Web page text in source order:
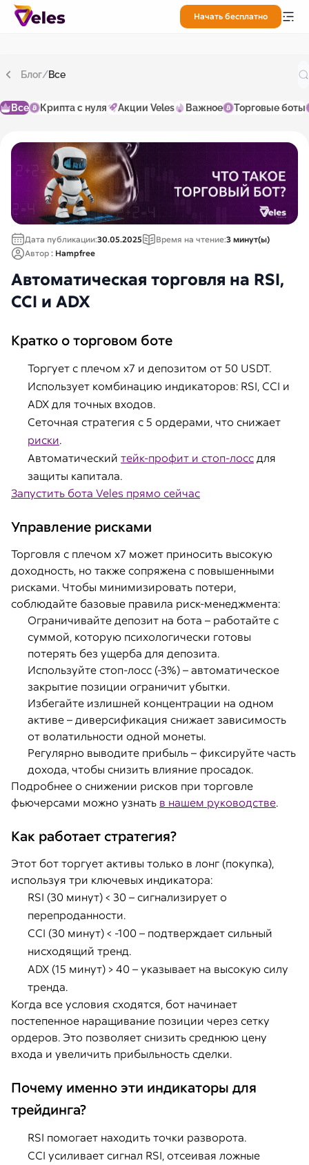
Начать бесплатно
Блог/Все
Все Крипта с нуля Акции Veles Важное Торговые боты
Дата публикации:30.05.2025 Время на чтение:3 минут(ы)
Автор: Hampfree
Автоматическая торговля на RSI,
CCI и ADX
Кратко о торговом боте
Торгует с плечом x7 и депозитом от 50 USDT.
Использует комбинацию индикаторов: RSI, CCI и
ADX для точных входов.
Сеточная стратегия с 5 ордерами, что снижает
риски.
Автоматический тейк-профит и стоп-лоссдля
защиты капитала.
Запустить бота Veles прямо сейчас
Управление рисками
Торговля с плечом x7 может приносить высокую
доходность, но также сопряжена с повышенными
рисками. Чтобы минимизировать потери,
соблюдайте базовые правила риск-менеджмента:
Ограничивайте депозит на бота – работайте с
суммой, которую психологически готовы
потерять без ущерба для депозита.
Используйте стоп-лосс (-3%) – автоматическое
закрытие позиции ограничит убытки.
Избегайте излишней концентрации на одном
активе – диверсификация снижает зависимость
от волатильности одной монеты.
Регулярно выводите прибыль – фиксируйте часть
дохода, чтобы снизить влияние просадок.
Подробнее о снижении рисков при торговле
фьючерсами можно узнать в нашем руководстве.
Как работает стратегия?
Этот бот торгует активы только в лонг (покупка),
используя три ключевых индикатора:
RSI (30 минут) < 30 – сигнализирует о
перепроданности.
CCI (30 минут) < -100 – подтверждает сильный
нисходящий тренд.
ADX (15 минут) > 40 – указывает на высокую силу
тренда.
Когда все условия сходятся, бот начинает
постепенное наращивание позиции через сетку
ордеров. Это позволяет снизить среднюю цену
входа и увеличить прибыльность сделки.
Почему именно эти индикаторы для
трейдинга?
RSI помогает находить точки разворота.
CCI усиливает сигнал RSI, отсеивая ложные